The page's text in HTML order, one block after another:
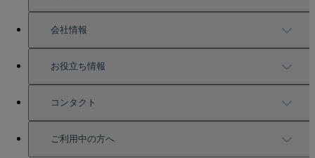
充実したサポート
強固なセキュリティ
導入事例
活用方法
会社情報
会社情報
お役立ち情報
お役立ち資料一覧
セミナー情報
コンタクト
サービス資料請求
ご利用中の方へ